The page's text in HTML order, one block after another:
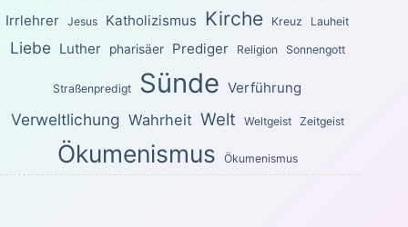
Irrlehrer Jesus Katholizismus Kirche Kreuz Lauheit
Liebe Luther pharisäer Prediger Religion Sonnengott
Straßenpredigt Sünde Verführung
Verweltlichung Wahrheit Welt Weltgeist Zeitgeist
Ökumenismus Ökumenismus